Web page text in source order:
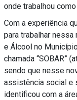
onde trabalhou
Com a experiência
para trabalhar nessa
e Álcool no
chamada “SOBAR”
sendo que nesse
assistência social e
identificou com a